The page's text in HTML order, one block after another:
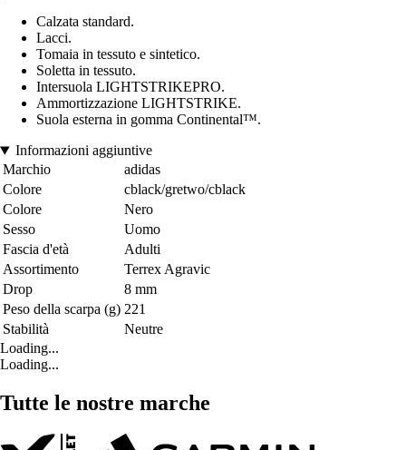
Calzata standard.
Lacci.
Tomaia in tessuto e sintetico.
Soletta in tessuto.
Intersuola LIGHTSTRIKEPRO.
Ammortizzazione LIGHTSTRIKE.
Suola esterna in gomma Continental™.
Informazioni aggiuntive
Marchio
adidas
Colore
cblack/gretwo/cblack
Colore
Nero
Sesso
Uomo
Fascia d'età
Adulti
Assortimento
Terrex Agravic
Drop
8 mm
Peso della scarpa (g) 221
Stabilità
Neutre
Loading...
Loading...
Tutte le nostre marche